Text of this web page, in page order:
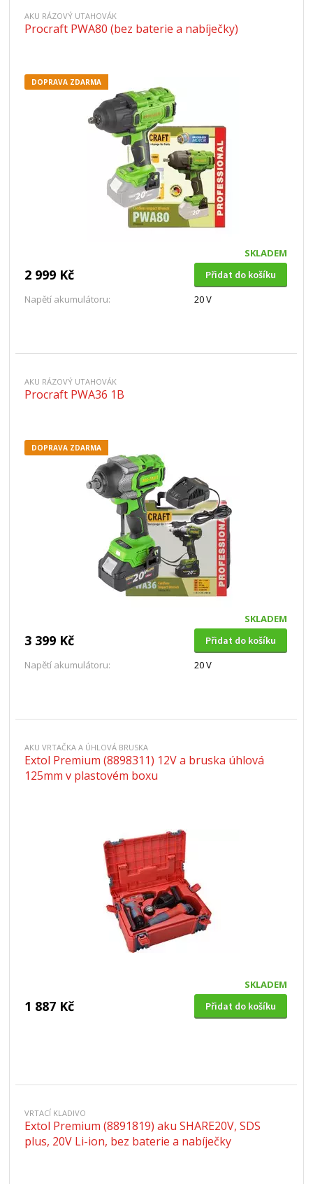
AKU RÁZOVÝ UTAHOVÁK
Procraft PWA80 (bez baterie a nabíječky)
DOPRAVA ZDARMA
SKLADEM
2 999 Kč
Přidat do košíku
Napětí akumulátoru:
20 V
AKU RÁZOVÝ UTAHOVÁK
Procraft PWA36 1B
DOPRAVA ZDARMA
SKLADEM
3 399 Kč
Přidat do košíku
Napětí akumulátoru:
20 V
AKU VRTAČKA A ÚHLOVÁ BRUSKA
Extol Premium (8898311) 12V a bruska úhlová
125mm v plastovém boxu
SKLADEM
1 887 Kč Přidat do košíku
VRTACÍ KLADIVO
Extol Premium (8891819) aku SHARE20V, SDS
plus, 20V Li-ion, bez baterie a nabíječky